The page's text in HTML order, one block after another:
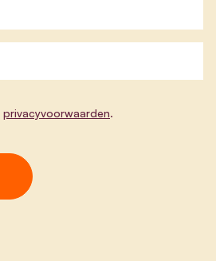
privacyvoorwaarden.